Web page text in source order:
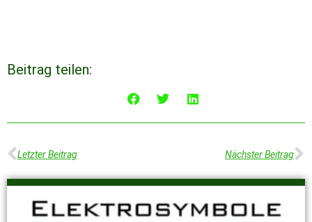
Beitrag teilen:
Letzter Beitrag Nächster Beitrag